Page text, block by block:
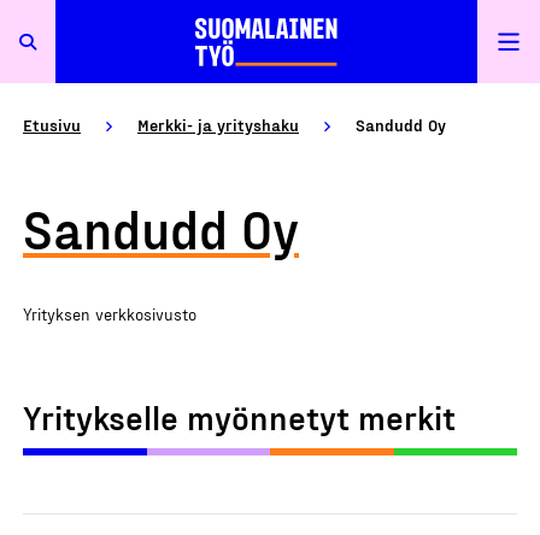
Etusivu Merkki- ja yrityshaku Sandudd Oy
Sandudd Oy
Yrityksen verkkosivusto
Yritykselle myönnetyt merkit